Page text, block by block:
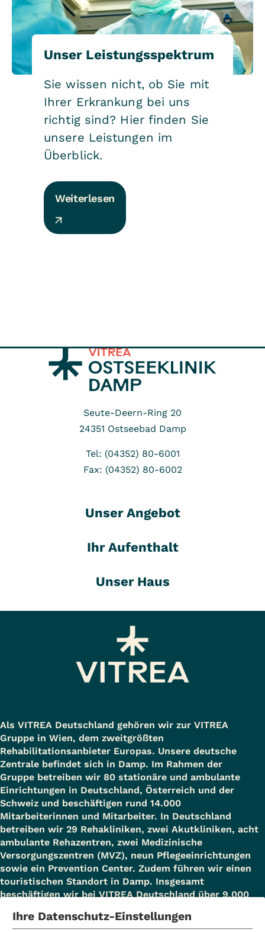
Unser Leistungsspektrum
Sie wissen nicht, ob Sie mit
Ihrer Erkrankung bei uns
richtig sind? Hier finden Sie
unsere Leistungen im
Überblick.
Weiterlesen
Seute-Deern-Ring 20
24351 Ostseebad Damp
Tel: (04352) 80-6001
Fax: (04352) 80-6002
Unser Angebot
Ihr Aufenthalt
Unser Haus
Als VITREA Deutschland gehören wir zur VITREA
Gruppe in Wien, dem zweitgrößten
Rehabilitationsanbieter Europas. Unsere deutsche
Zentrale befindet sich in Damp. Im Rahmen der
Gruppe betreiben wir 80 stationäre und ambulante
Einrichtungen in Deutschland, Österreich und der
Schweiz und beschäftigen rund 14.000
Mitarbeiterinnen und Mitarbeiter. In Deutschland
betreiben wir 29 Rehakliniken, zwei Akutkliniken, acht
ambulante Rehazentren, zwei Medizinische
Versorgungszentren (MVZ), neun Pflegeeinrichtungen
sowie ein Prevention Center. Zudem führen wir einen
touristischen Standort in Damp. Insgesamt
beschäftigen wir bei VITREA Deutschland über 9.000
Ihre Datenschutz-Einstellungen